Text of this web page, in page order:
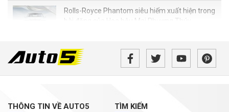
Rolls-Royce Phantom siêu hiếm xuất hiện trong
bài đăng của Hoa hậu Mai Phương Thúy
Từ tháng 8/2026, loạt quy định mới về giao
thông người dân cần biết
THÔNG TIN VỀ AUTO5 TÌM KIẾM